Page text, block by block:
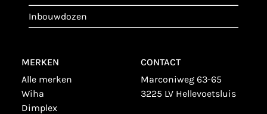
inbouwdozen
MERKEN
alle merken
wiha
dimplex
CONTACT
Marconiweg 63-65
3225 LV Hellevoetsluis